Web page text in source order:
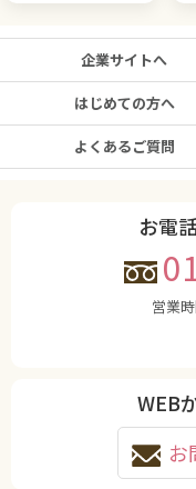
企業サイトへ
はじめての方へ
よくあるご質問
お電
営業時
WEB
お